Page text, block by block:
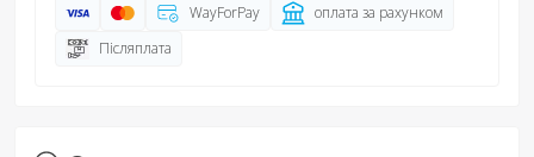
WayForPay
оплата за рахунком
Післяплата